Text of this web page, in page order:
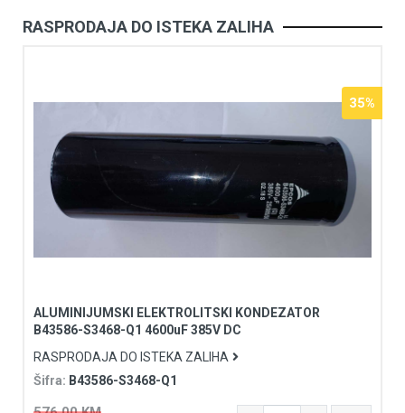
RASPRODAJA DO ISTEKA ZALIHA
ALUMINIJUMSKI ELEKTROLITSKI KONDEZATOR
B43586-S3468-Q1 4600uF 385V DC
RASPRODAJA DO ISTEKA ZALIHA
Šifra: B43586-S3468-Q1
35%